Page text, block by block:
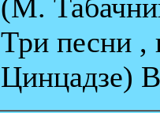
(М.
Три песни
Цинцадзе)